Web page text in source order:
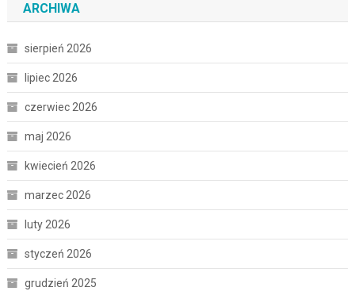
ARCHIWA
sierpień 2026
lipiec 2026
czerwiec 2026
maj 2026
kwiecień 2026
marzec 2026
luty 2026
styczeń 2026
grudzień 2025